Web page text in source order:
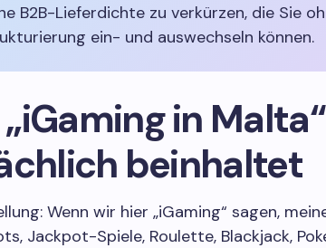
B2B-Lieferdichte zu verkürzen, die Sie
ein- und auswechseln können.
in Malta“
beinhaltet
Wenn wir hier „iGaming“ sagen,
Jackpot-Spiele, Roulette, Blackjack,